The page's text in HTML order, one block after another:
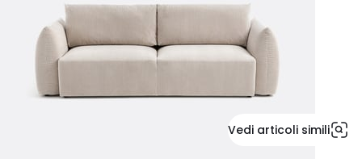
Vedi articoli simili